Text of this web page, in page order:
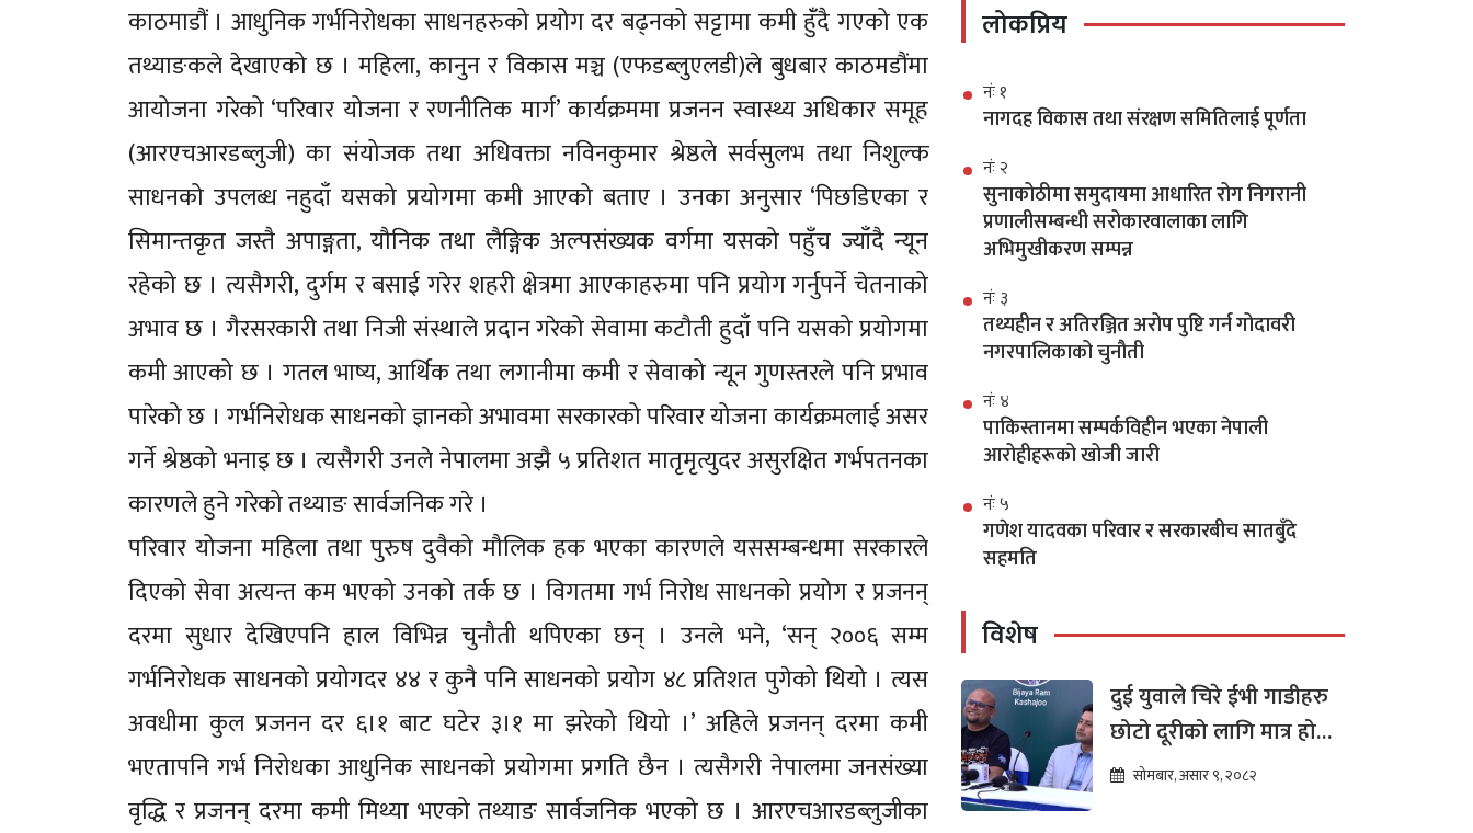
काठमाडौं । आधुनिक गर्भनिरोधका साधनहरुको प्रयोग दर बढ्नको सट्टामा कमी हुँंदै गएको एक
तथ्याङकले देखाएको छ । महिला, कानुन र विकास मञ्च (एफडब्लुएलडी)ले बुधबार काठमडौंमा
आयोजना गरेको ‘परिवार योजना र रणनीतिक मार्ग’ कार्यक्रममा प्रजनन स्वास्थ्य अधिकार समूह
(आरएचआरडब्लुजी) का संयोजक तथा अधिवक्ता नविनकुमार श्रेष्ठले सर्वसुलभ तथा निशुल्क
साधनको उपलब्ध नहुदाँ यसको प्रयोगमा कमी आएको बताए । उनका अनुसार ‘पिछडिएका र
सिमान्तकृत जस्तै अपाङ्गता, यौनिक तथा लैङ्गिक अल्पसंख्यक वर्गमा यसको पहुँच ज्याँदै न्यून
रहेको छ । त्यसैगरी, दुर्गम र बसाई गरेर शहरी क्षेत्रमा आएकाहरुमा पनि प्रयोग गर्नुपर्ने चेतनाको
अभाव छ । गैरसरकारी तथा निजी संस्थाले प्रदान गरेको सेवामा कटौती हुदाँ पनि यसको प्रयोगमा
कमी आएको छ । गतल भाष्य, आर्थिक तथा लगानीमा कमी र सेवाको न्यून गुणस्तरले पनि प्रभाव
पारेको छ । गर्भनिरोधक साधनको ज्ञानको अभावमा सरकारको परिवार योजना कार्यक्रमलाई असर
गर्ने श्रेष्ठको भनाइ छ । त्यसैगरी उनले नेपालमा अझै ५ प्रतिशत मातृमृत्युदर असुरक्षित गर्भपतनका
कारणले हुने गरेको तथ्याङ सार्वजनिक गरे ।
परिवार योजना महिला तथा पुरुष दुवैको मौलिक हक भएका कारणले यससम्बन्धमा सरकारले
दिएको सेवा अत्यन्त कम भएको उनको तर्क छ । विगतमा गर्भ निरोध साधनको प्रयोग र प्रजनन्
दरमा सुधार देखिएपनि हाल विभिन्न चुनौती थपिएका छन् । उनले भने, ‘सन् २००६ सम्म
गर्भनिरोधक साधनको प्रयोगदर ४४ र कुनै पनि साधनको प्रयोग ४८ प्रतिशत पुगेको थियो । त्यस
अवधीमा कुल प्रजनन दर ६।१ बाट घटेर ३।१ मा झरेको थियो ।’ अहिले प्रजनन् दरमा कमी
भएतापनि गर्भ निरोधका आधुनिक साधनको प्रयोगमा प्रगति छैन । त्यसैगरी नेपालमा जनसंख्या
वृद्धि र प्रजनन् दरमा कमी मिथ्या भएको तथ्याङ सार्वजनिक भएको छ । आरएचआरडब्लुजीका
लोकप्रिय
नंः १
नागदह विकास तथा संरक्षण समितिलाई पूर्णता
नंः २
सुनाकोठीमा समुदायमा आधारित रोग निगरानी
प्रणालीसम्बन्धी सरोकारवालाका लागि
अभिमुखीकरण सम्पन्न
नंः ३
तथ्यहीन र अतिरञ्जित अरोप पुष्टि गर्न गोदावरी
नगरपालिकाको चुनौती
नंः ४
पाकिस्तानमा सम्पर्कविहीन भएका नेपाली
आरोहीहरूको खोजी जारी
नंः ५
गणेश यादवका परिवार र सरकारबीच सातबुँदे
सहमति
विशेष
दुई युवाले चिरे ईभी गाडीहरु
छोटो दूरीको लागि मात्र हो
भन्ने मान्यता
सोमबार, असार ९, २०८२